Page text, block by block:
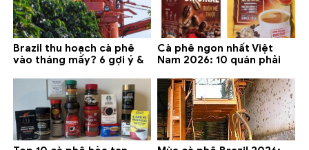
Brazil thu hoạch cà phê
vào tháng mấy? 6 gợi ý &
Cà phê ngon nhất Việt
Nam 2026: 10 quán phải
Lạt